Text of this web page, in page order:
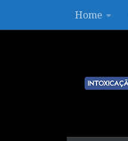
Skip to contentHome